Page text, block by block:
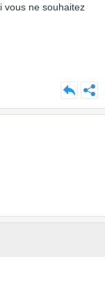
vous ne souhaitez